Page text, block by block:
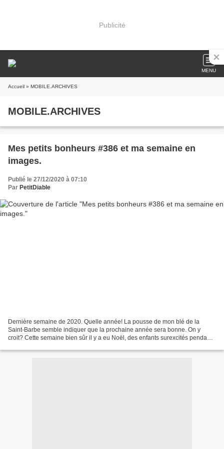
Publicité
MENU
Accueil » MOBILE.ARCHIVES
MOBILE.ARCHIVES
Mes petits bonheurs #386 et ma semaine en
images.
Publié le 27/12/2020 à 07:10
Par PetitDiable
Dernière semaine de 2020. Quelle année! La pousse de mon blé de la
Saint-Barbe semble indiquer que la prochaine année sera bonne. On y
croit? Cette semaine bien sûr il y a eu Noël, des enfants surexcités pendant